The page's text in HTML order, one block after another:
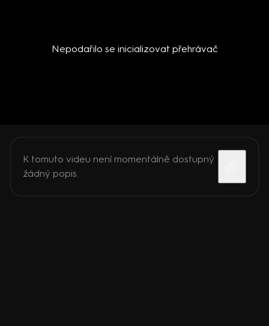
Nepodařilo se inicializovat přehrávač
K tomuto videu není momentálně dostupný
žádný popis.